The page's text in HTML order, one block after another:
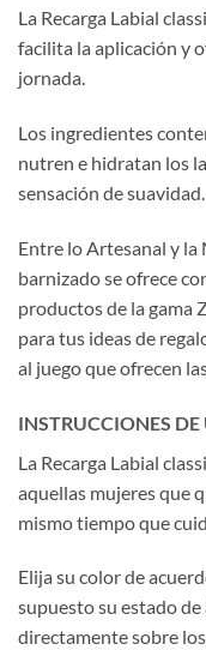
La Recarga Labial
facilita la aplicación y
jornada.
Los ingredientes
nutren e hidratan los
sensación de suavidad.
Entre lo Artesanal y la
barnizado se ofrece
productos de la gama
para tus ideas de
al juego que ofrecen
INSTRUCCIONES DE
La Recarga Labial
aquellas mujeres que
mismo tiempo que
Elija su color de
supuesto su estado
directamente sobre